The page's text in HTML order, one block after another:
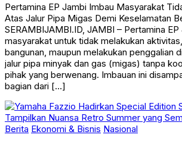
Pertamina EP Jambi Imbau Masyarakat
Atas Jalur Pipa Migas Demi Keselamatan
SERAMBIJAMBI.ID, JAMBI – Pertamina
masyarakat untuk tidak melakukan
bangunan, maupun melakukan penggalian
jalur pipa minyak dan gas (migas) tanpa
pihak yang berwenang. Imbauan ini
bagian dari […]
Berita Ekonomi & Bisnis Nasional